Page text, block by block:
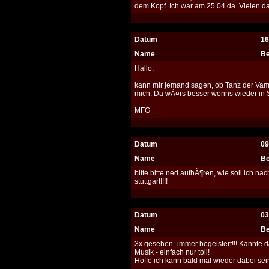
dem Kopf. Ich war am 25.04 da. Vielen
Datum
Name
Hallo,
kann mir jemand sagen, ob Tanz der
mich. Da wÃ¤rs besser wenns wieder in
MFG
Datum
Name
bitte bitte ned aufhÃ¶ren, wie soll ich
stuttgart!!!!
Datum
Name
3x gesehen- immer begeistert!!! Kannte
Musik - einfach nur toll!
Hoffe ich kann bald mal wieder dabei